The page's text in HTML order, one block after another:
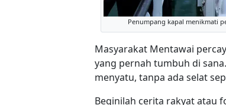
Penumpang kapal menikmati
Masyarakat Mentawai
yang pernah tumbuh di
menyatu, tanpa ada selat
Beginilah cerita rakyat atau